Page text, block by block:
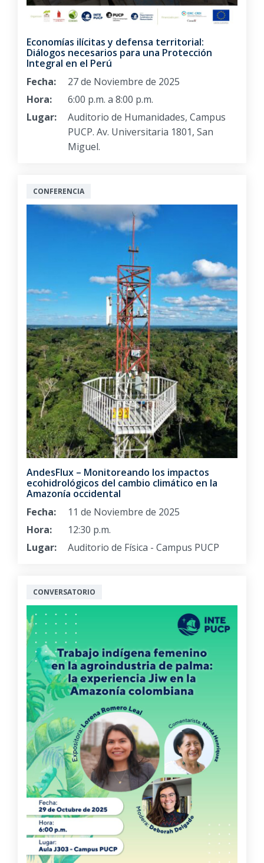
Economías ilícitas y defensa territorial:
Diálogos necesarios para una Protección
Integral en el Perú
Fecha:
27 de Noviembre de 2025
Hora:
6:00 p.m. a 8:00 p.m.
Lugar:
Auditorio de Humanidades, Campus
PUCP. Av. Universitaria 1801, San
Miguel.
CONFERENCIA
AndesFlux – Monitoreando los impactos
ecohidrológicos del cambio climático en la
Amazonía occidental
Fecha:
11 de Noviembre de 2025
Hora:
12:30 p.m.
Lugar:
Auditorio de Física - Campus PUCP
CONVERSATORIO